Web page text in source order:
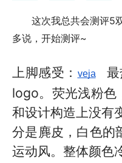
这次我总共会测评5
多说，开始测评~
上脚感受： veja
logo。荧光浅粉色
和设计构造上没有
分是麂皮，白色的
运动风。整体颜色